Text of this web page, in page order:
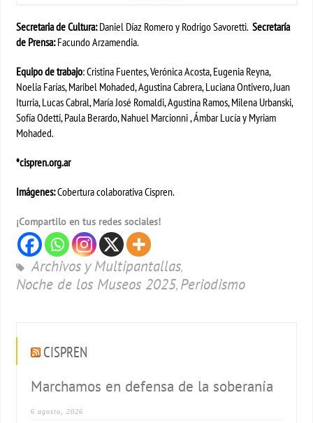
Secretaria de Cultura:Daniel Díaz Romero y Rodrigo Savoretti.Secretaría
de Prensa:Facundo Arzamendia.
Equipo de trabajo: Cristina Fuentes, Verónica Acosta, Eugenia Reyna,
Noelia Farías, Maribel Mohaded, Agustina Cabrera, Luciana Ontivero, Juan
Iturria, Lucas Cabral, María José Romaldi, Agustina Ramos, Milena Urbanski,
Sofía Odetti, Paula Berardo, Nahuel Marcionni , Ámbar Lucía y Myriam
Mohaded.
*cispren.org.ar
Imágenes:Cobertura colaborativa Cispren.
¡Compartilo en tus redes sociales!
Archivos y Multipantallas,
Noche de los Museos 2025, Periodismo
CISPREN
Marchamos en defensa de la soberanía
6 agosto, 2026